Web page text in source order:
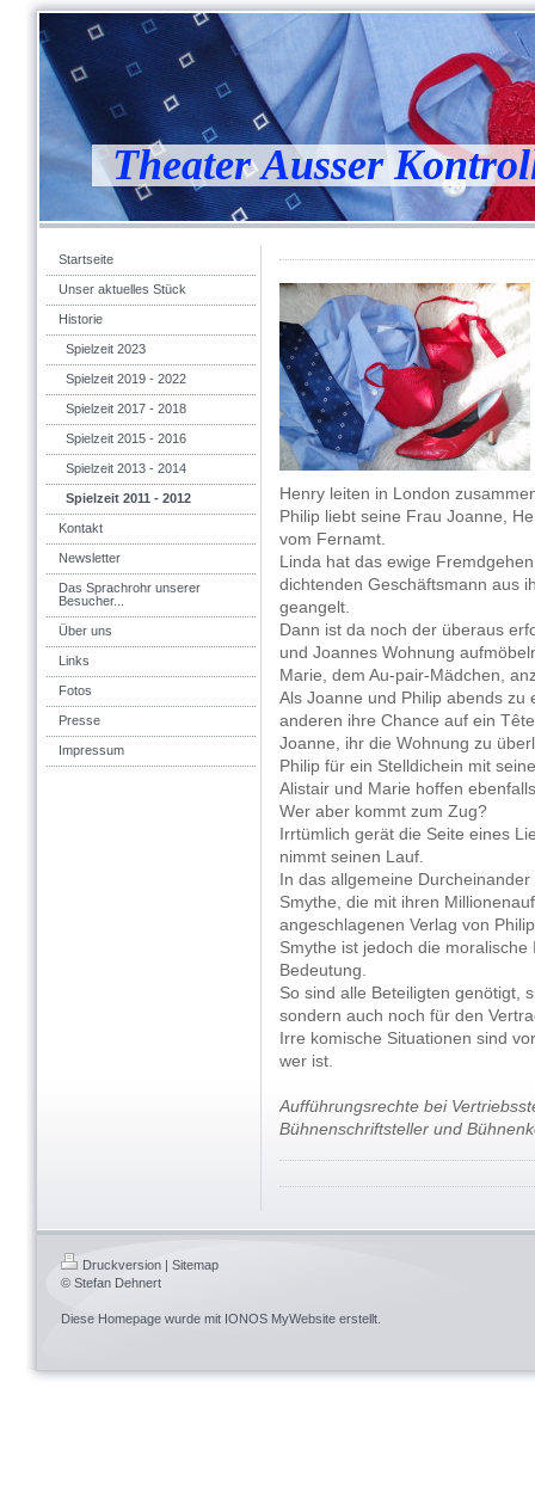
Theater Ausser
Startseite
Unser aktuelles Stück
Historie
Spielzeit 2023
Spielzeit 2019 - 2022
Spielzeit 2017 - 2018
Spielzeit 2015 - 2016
Spielzeit 2013 - 2014
Spielzeit 2011 - 2012
Kontakt
Newsletter
Das Sprachrohr unserer
Besucher...
Über uns
Links
Fotos
Presse
Impressum
Henry leiten in London
Philip liebt seine Frau Joanne,
vom Fernamt.
Linda hat das ewige
dichtenden Geschäftsmann aus
geangelt.
Dann ist da noch der überaus
und Joannes Wohnung
Marie, dem Au-pair-Mädchen,
Als Joanne und Philip abends zu
anderen ihre Chance auf ein
Joanne, ihr die Wohnung zu
Philip für ein Stelldichein mit
Alistair und Marie hoffen
Wer aber kommt zum Zug?
Irrtümlich gerät die Seite eines
nimmt seinen Lauf.
In das allgemeine
Smythe, die mit ihren
angeschlagenen Verlag von
Smythe ist jedoch die
Bedeutung.
So sind alle Beteiligten genötigt,
sondern auch noch für den
Irre komische Situationen sind
wer ist.
Aufführungsrechte bei
Bühnenschriftsteller und
Druckversion | Sitemap
© Stefan Dehnert
Diese Homepage wurde mit IONOS MyWebsite erstellt.